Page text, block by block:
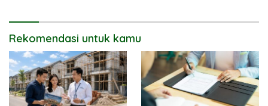
Rekomendasi untuk kamu